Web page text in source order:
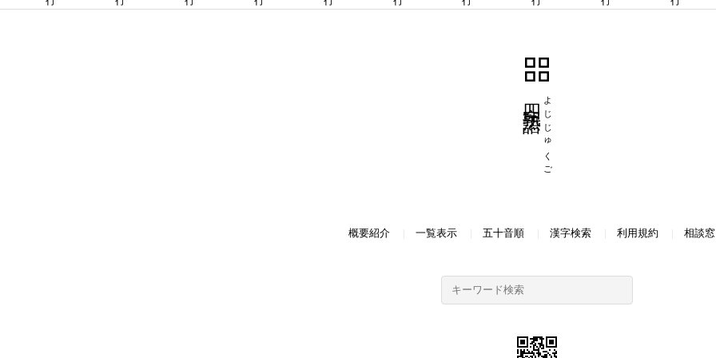
よじじゅくご
概要紹介 一覧表示 五十音順 漢字検索 利用規約 相談